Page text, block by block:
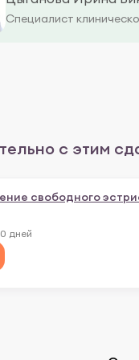
Специалист
с этим
свободного
дней